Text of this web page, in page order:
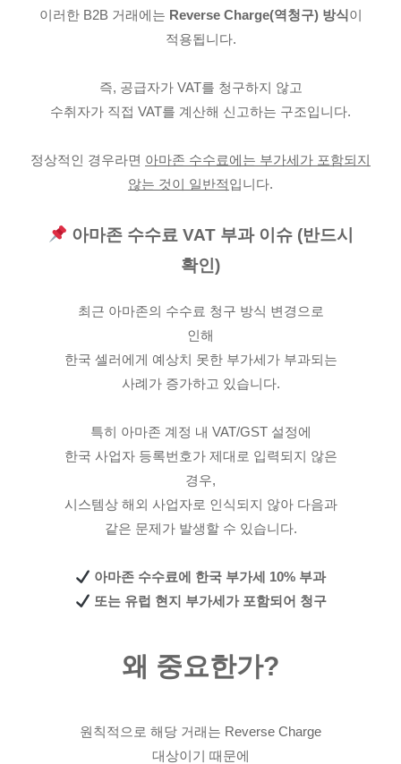
이러한 B2B 거래에는 Reverse Charge(역청구) 방식이
적용됩니다.
즉, 공급자가 VAT를 청구하지 않고
수취자가 직접 VAT를 계산해 신고하는 구조입니다.
정상적인 경우라면 아마존 수수료에는 부가세가 포함되지
않는 것이 일반적입니다.
아마존 수수료 VAT 부과 이슈 (반드시
확인)
최근 아마존의 수수료 청구 방식 변경으로
인해
한국 셀러에게 예상치 못한 부가세가 부과되는
사례가 증가하고 있습니다.
특히 아마존 계정 내 VAT/GST 설정에
한국 사업자 등록번호가 제대로 입력되지 않은
경우,
시스템상 해외 사업자로 인식되지 않아 다음과
같은 문제가 발생할 수 있습니다.
아마존 수수료에 한국 부가세 10% 부과
또는 유럽 현지 부가세가 포함되어 청구
왜 중요한가?
원칙적으로 해당 거래는 Reverse Charge
대상이기 때문에